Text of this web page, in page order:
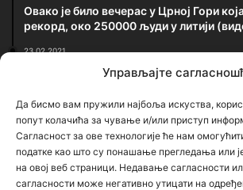
Управљајте
Да бисмо вам пружили најбоља искуства,
попут колачића за чување и/или приступ
Сагласност за ове технологије ће нам
податке као што су понашање прегледања или
на овој веб страници. Недавање сагласности
сагласности може негативно утицати на
Овако је било вечерас у Црној Гори
рекорд, око 250000 људи у литији
23.02.2021
Застрашујућа сведочења српског
једина истина о броју убијених у
Најновији чланци
Бојанић: БЕОГРАЂАНИ
ТРАГ БОЛНЕ СЕОБЕ